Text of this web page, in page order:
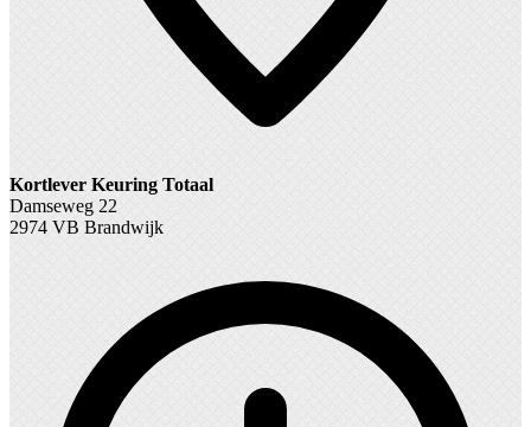
Kortlever Keuring Totaal
Damseweg 22
2974 VB Brandwijk